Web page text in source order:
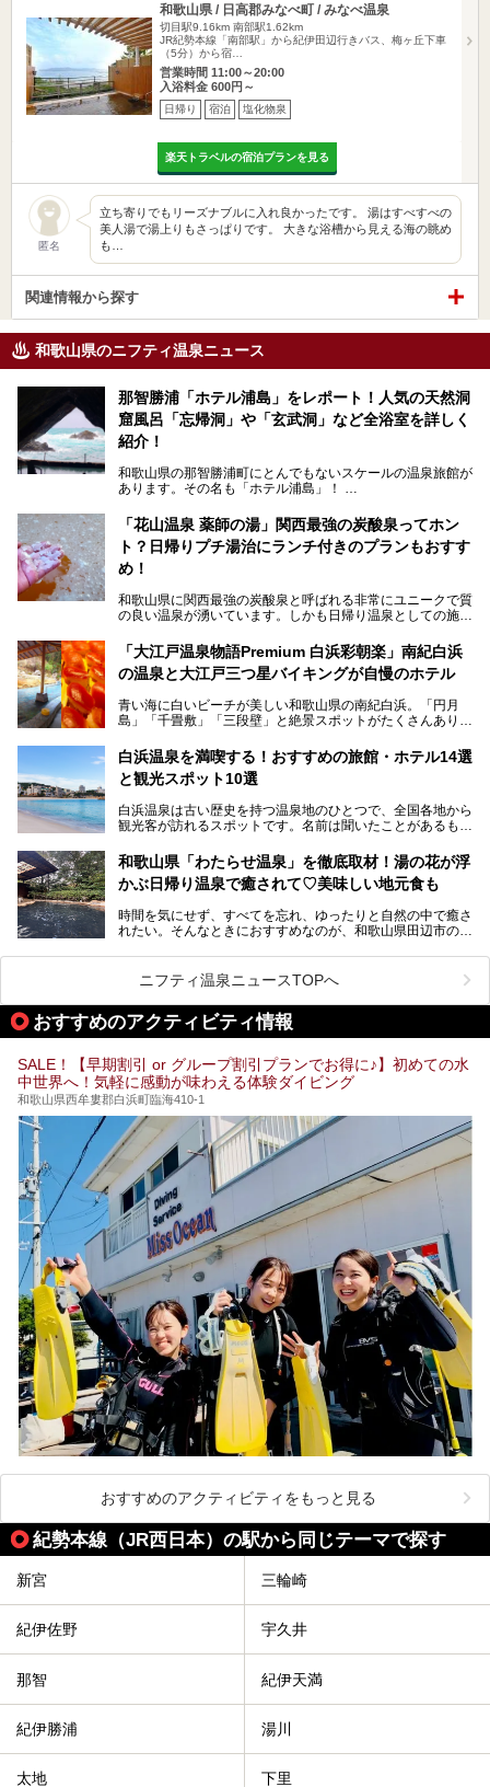
和歌山県 / 日高郡みなべ町 / みなべ温泉
切目駅9.16km 南部駅1.62km
JR紀勢本線「南部駅」から紀伊田辺行きバス、梅ヶ丘下車
（5分）から宿…
営業時間 11:00～20:00
入浴料金 600円～
日帰り 宿泊 塩化物泉
楽天トラベルの宿泊プランを見る
匿名
立ち寄りでもリーズナブルに入れ良かったです。 湯はすべすべの
美人湯で湯上りもさっぱりです。 大きな浴槽から見える海の眺め
も…
関連情報から探す
和歌山県のニフティ温泉ニュース
那智勝浦「ホテル浦島」をレポート！人気の天然洞
窟風呂「忘帰洞」や「玄武洞」など全浴室を詳しく
紹介！
和歌山県の那智勝浦町にとんでもないスケールの温泉旅館が
あります。その名も「ホテル浦島」！
泉。日本一長いエスカレーターで「本館」と「山上館」を結
び、海を一望する絶景も。
6ヵ所のお風呂のうち5ヵ所までは日帰り入浴も可。可愛ら
しいカメさんの形の送迎船「浦島丸」に乗っていざ、温泉の
湧く竜宮城へ！
───
提供元：那智勝浦町【PR】
この記事は那智勝浦町のPR記事です。
「花山温泉 薬師の湯」関西最強の炭酸泉ってホン
ト？日帰りプチ湯治にランチ付きのプランもおすす
め！
和歌山県に関西最強の炭酸泉と呼ばれる非常にユニークで質
の良い温泉が湧いています。しかも日帰り温泉としての施設
薬師の湯」。朝一番のお風呂にはパリパリシャリシャリと膜
が張って、それを砕きながら入浴できるとか！
ンチに人気のお食事処メニューも紹介しちゃいます！
「大江戸温泉物語Premium 白浜彩朝楽」南紀白浜
の温泉と大江戸三つ星バイキングが自慢のホテル
青い海に白いビーチが美しい和歌山県の南紀白浜。「円月
島」「千畳敷」「三段壁」と絶景スポットがたくさんありま
場する歴史の古さから日本三古湯の一つにも。
そんな「南紀白浜温泉」の「大江戸温泉物語Premium 白浜
グ」がスタートしました。温泉＆バイキング＆レジャースポ
ットとしてのこのホテルの魅力をたっぷり体験してきたので
───
提供元：大江戸温泉物語ホテルズ＆リゾーツ株式会社【P
この記事は大江戸温泉物語Premium 白浜彩朝楽のPR記事で
す。
白浜温泉を満喫する！おすすめの旅館・ホテル14選
と観光スポット10選
白浜温泉は古い歴史を持つ温泉地のひとつで、全国各地から
観光客が訪れるスポットです。名前は聞いたことがあるもの
か、実は知らない方も多いのではないでしょうか。
そこで今回は、白浜温泉ビギナー向けの基本情報をご紹介し
浜温泉を訪れるなら外せない観光スポットも合わせてご紹介
します。
和歌山県「わたらせ温泉」を徹底取材！湯の花が浮
かぶ日帰り温泉で癒されて♡美味しい地元食も
時間を気にせず、すべてを忘れ、ゆったりと自然の中で癒さ
れたい。そんなときにおすすめなのが、和歌山県田辺市の
の豊かな山々を眺めながら、どんどん期待が膨らみますよ。
「わたらせ温泉」では、温泉に入れるだけではなく、地元の
特産品を使った食事をいただける「露天食堂」でお腹も満た
すことができます。ぜひチェックしてくださいね。
ニフティ温泉ニュースTOPへ
おすすめのアクティビティ情報
SALE！【早期割引 or グループ割引プランでお得に♪】初めての水
中世界へ！気軽に感動が味わえる体験ダイビング
和歌山県西牟婁郡白浜町臨海410-1
おすすめのアクティビティをもっと見る
紀勢本線（JR西日本）の駅から同じテーマで探す
新宮 三輪崎
紀伊佐野 宇久井
那智 紀伊天満
紀伊勝浦 湯川
太地 下里